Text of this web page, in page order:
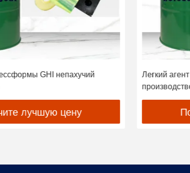
полиуретана отпуска для
процесса эластомера
лучшую цену
Агент